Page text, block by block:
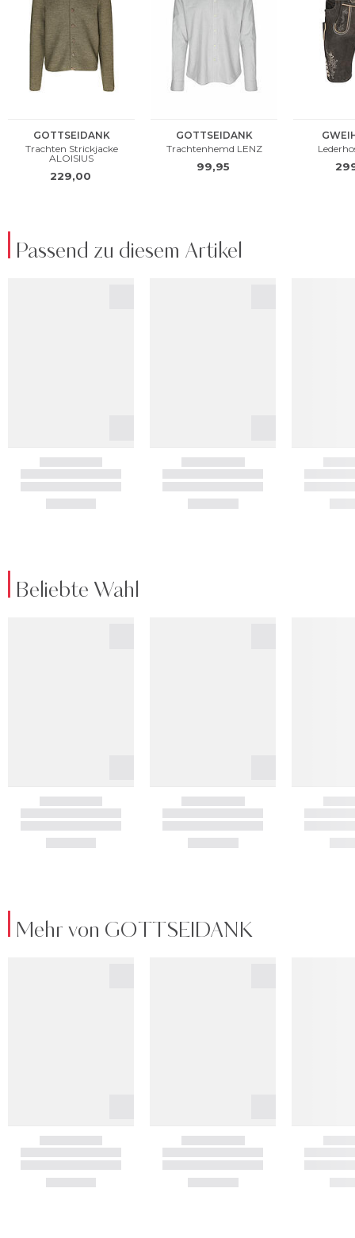
Passend zu diesem Artikel
Beliebte Wahl
Mehr von GOTTSEIDANK